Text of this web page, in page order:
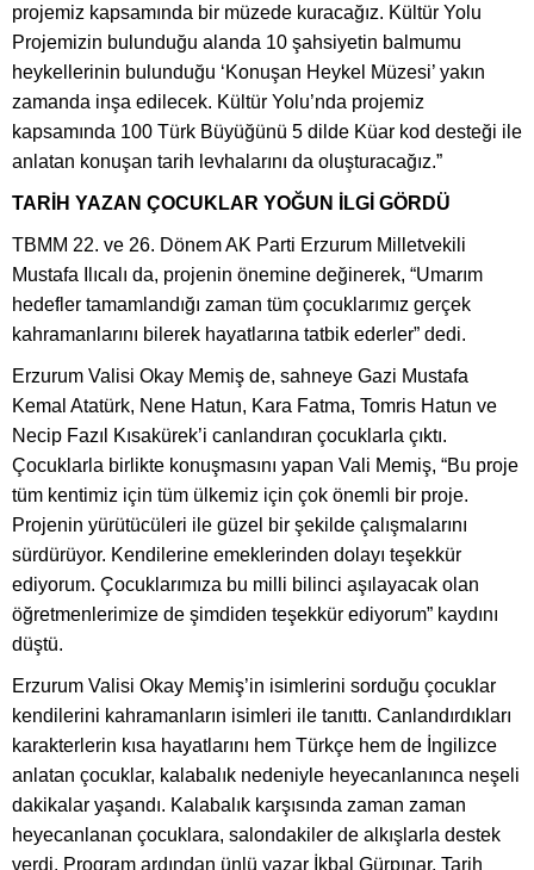
projemiz kapsamında bir müzede kuracağız. Kültür Yolu
Projemizin bulunduğu alanda 10 şahsiyetin balmumu
heykellerinin bulunduğu ‘Konuşan Heykel Müzesi’ yakın
zamanda inşa edilecek. Kültür Yolu’nda projemiz
kapsamında 100 Türk Büyüğünü 5 dilde Küar kod desteği ile
anlatan konuşan tarih levhalarını da oluşturacağız.”
TARİH YAZAN ÇOCUKLAR YOĞUN İLGİ GÖRDÜ
TBMM 22. ve 26. Dönem AK Parti Erzurum Milletvekili
Mustafa Ilıcalı da, projenin önemine değinerek, “Umarım
hedefler tamamlandığı zaman tüm çocuklarımız gerçek
kahramanlarını bilerek hayatlarına tatbik ederler” dedi.
Erzurum Valisi Okay Memiş de, sahneye Gazi Mustafa
Kemal Atatürk, Nene Hatun, Kara Fatma, Tomris Hatun ve
Necip Fazıl Kısakürek’i canlandıran çocuklarla çıktı.
Çocuklarla birlikte konuşmasını yapan Vali Memiş, “Bu proje
tüm kentimiz için tüm ülkemiz için çok önemli bir proje.
Projenin yürütücüleri ile güzel bir şekilde çalışmalarını
sürdürüyor. Kendilerine emeklerinden dolayı teşekkür
ediyorum. Çocuklarımıza bu milli bilinci aşılayacak olan
öğretmenlerimize de şimdiden teşekkür ediyorum” kaydını
düştü.
Erzurum Valisi Okay Memiş’in isimlerini sorduğu çocuklar
kendilerini kahramanların isimleri ile tanıttı. Canlandırdıkları
karakterlerin kısa hayatlarını hem Türkçe hem de İngilizce
anlatan çocuklar, kalabalık nedeniyle heyecanlanınca neşeli
dakikalar yaşandı. Kalabalık karşısında zaman zaman
heyecanlanan çocuklara, salondakiler de alkışlarla destek
verdi. Program ardından ünlü yazar İkbal Gürpınar, Tarih